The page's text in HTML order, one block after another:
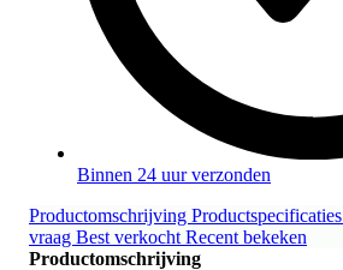
Binnen 24 uur verzonden
Productomschrijving Productspecificaties
vraag Best verkocht Recent bekeken
Productomschrijving